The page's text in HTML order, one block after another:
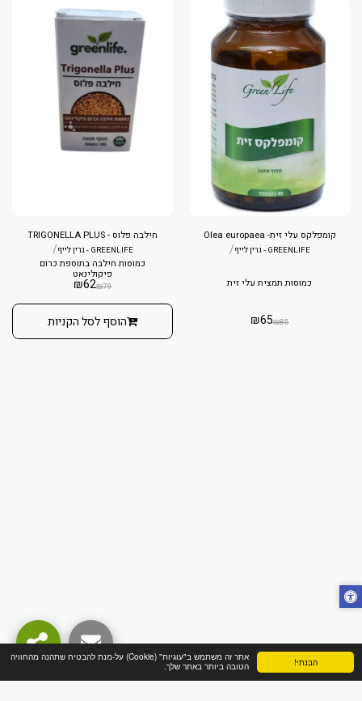
הבנתי!
אתר זה משתמש ב"עוגיות" (Cookie) על-מנת להבטיח שתהנה מהחוויה
הטובה ביותר באתר שלך.
קומפלקס עלי זית- Olea europaea
GREENLIFE - גרין לייף /
כמוסות תמצית עלי זית
₪85
₪65
חילבה פלוס - TRIGONELLA PLUS
GREENLIFE - גרין לייף /
כמוסות חילבה בתוספת כרום
פיקולינאט
₪79
₪62
הוסף לסל הקניות